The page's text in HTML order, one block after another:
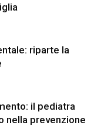
riparte la
il pediatra
nella prevenzione